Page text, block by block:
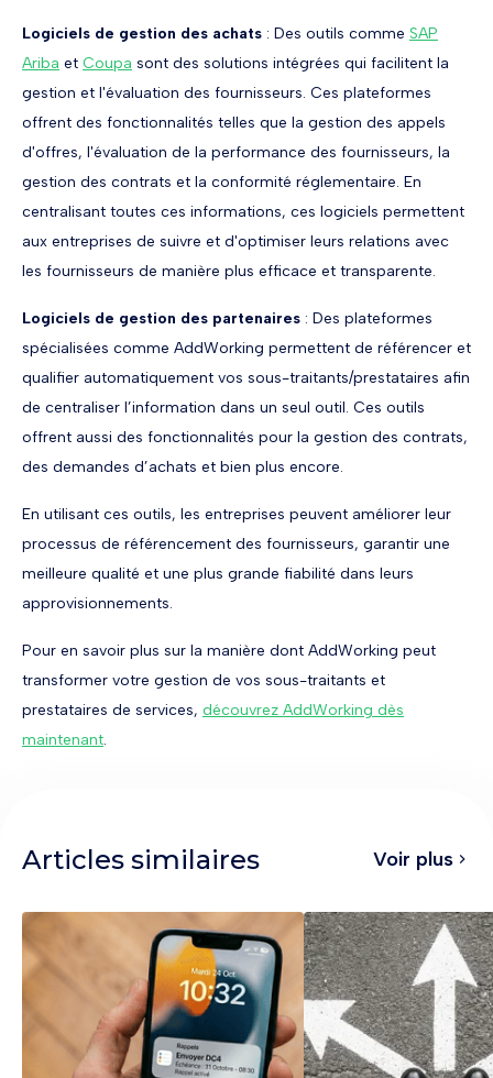
Logiciels de gestion des achats : Des outils comme SAP
Ariba et Coupa sont des solutions intégrées qui facilitent la
gestion et l'évaluation des fournisseurs. Ces plateformes
offrent des fonctionnalités telles que la gestion des appels
d'offres, l'évaluation de la performance des fournisseurs, la
gestion des contrats et la conformité réglementaire. En
centralisant toutes ces informations, ces logiciels permettent
aux entreprises de suivre et d'optimiser leurs relations avec
les fournisseurs de manière plus efficace et transparente.
Logiciels de gestion des partenaires : Des plateformes
spécialisées comme AddWorking permettent de référencer et
qualifier automatiquement vos sous-traitants/prestataires afin
de centraliser l’information dans un seul outil. Ces outils
offrent aussi des fonctionnalités pour la gestion des contrats,
des demandes d’achats et bien plus encore.
En utilisant ces outils, les entreprises peuvent améliorer leur
processus de référencement des fournisseurs, garantir une
meilleure qualité et une plus grande fiabilité dans leurs
approvisionnements.
Pour en savoir plus sur la manière dont AddWorking peut
transformer votre gestion de vos sous-traitants et
prestataires de services, découvrez AddWorking dès
maintenant.
Articles similaires Voir plus